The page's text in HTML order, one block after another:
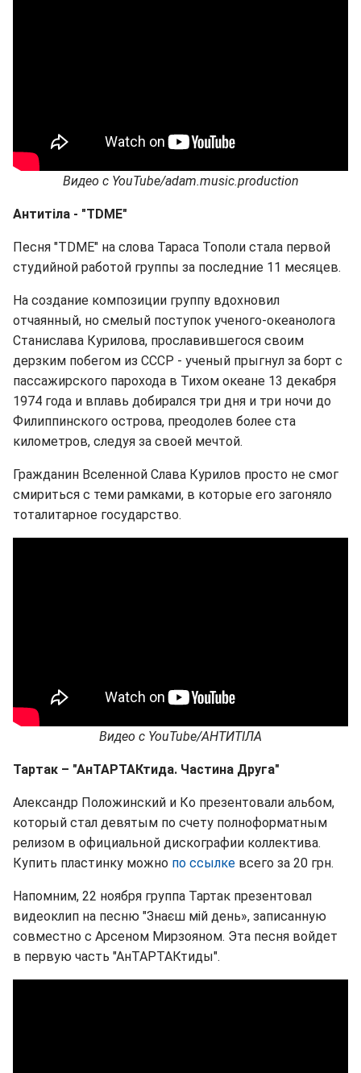
Видео с YouTube/adam.music.production
Антитіла - "TDME"
Песня "TDME" на слова Тараса Тополи стала первой
студийной работой группы за последние 11 месяцев.
На создание композиции группу вдохновил
отчаянный, но смелый поступок ученого-океанолога
Станислава Курилова, прославившегося своим
дерзким побегом из СССР - ученый прыгнул за борт с
пассажирского парохода в Тихом океане 13 декабря
1974 года и вплавь добирался три дня и три ночи до
Филиппинского острова, преодолев более ста
километров, следуя за своей мечтой.
Гражданин Вселенной Слава Курилов просто не смог
смириться с теми рамками, в которые его загоняло
тоталитарное государство.
Видео с YouTube/АНТИТІЛА
Тартак – "АнТАРТАКтида. Частина Друга"
Александр Положинский и Ко презентовали альбом,
который стал девятым по счету полноформатным
релизом в официальной дискографии коллектива.
Купить пластинку можно по ссылке всего за 20 грн.
Напомним, 22 ноября группа Тартак презентовал
видеоклип на песню "Знаєш мій день», записанную
совместно с Арсеном Мирзояном. Эта песня войдет
в первую часть "АнТАРТАКтиды".